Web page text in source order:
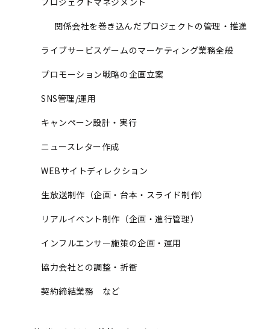
関係会社を巻き込んだプロジェクトの管理・推進
ライブサービスゲームのマーケティング業務全般
プロモーション戦略の企画立案
SNS管理/運用
キャンペーン設計・実行
ニュースレター作成
WEBサイトディレクション
生放送制作（企画・台本・スライド制作）
リアルイベント制作（企画・進行管理）
インフルエンサー施策の企画・運用
協力会社との調整・折衝
契約締結業務 など